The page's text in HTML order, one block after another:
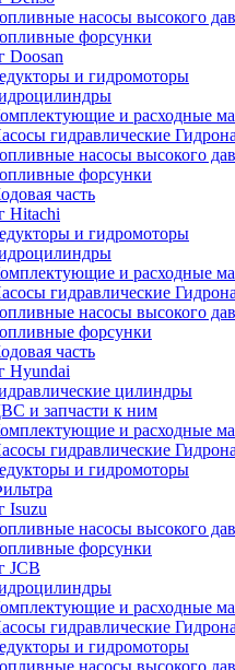
насосы высокого
форсунки
Doosan
и гидромоторы
и расходные
гидравлические
насосы высокого
форсунки
часть
Hitachi
и гидромоторы
и расходные
гидравлические
насосы высокого
форсунки
часть
Hyundai
цилиндры
и запчасти к ним
и расходные
гидравлические
и гидромоторы
Isuzu
насосы высокого
форсунки
JCB
и расходные
гидравлические
и гидромоторы
насосы высокого